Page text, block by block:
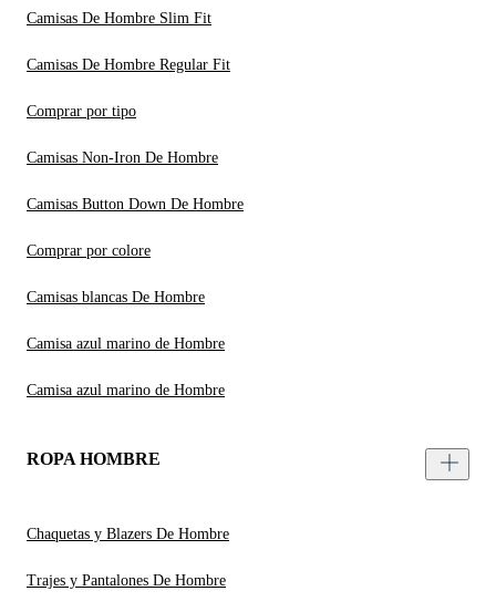
Camisas De Hombre Slim Fit
Camisas De Hombre Regular Fit
Comprar por tipo
Camisas Non-Iron De Hombre
Camisas Button Down De Hombre
Comprar por colore
Camisas blancas De Hombre
Camisa azul marino de Hombre
Camisa azul marino de Hombre
ROPA HOMBRE
Chaquetas y Blazers De Hombre
Trajes y Pantalones De Hombre